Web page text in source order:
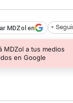
MDZol en
MDZol a tus medios
en Google
+